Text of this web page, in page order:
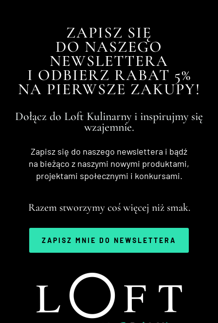
ZAPISZ SIĘ
DO NASZEGO
NEWSLETTERA
I ODBIERZ RABAT 5%
NA PIERWSZE ZAKUPY!
Dołącz do Loft Kulinarny i inspirujmy się
wzajemnie.
Zapisz się do naszego newslettera i bądź
na bieżąco z naszymi nowymi produktami,
projektami społecznymi i konkursami.
Razem stworzymy coś więcej niż smak.
ZAPISZ MNIE DO NEWSLETTERA